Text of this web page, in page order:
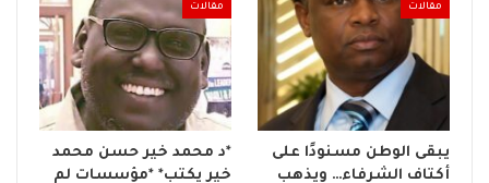
مقالات
يبقى الوطن مسنودًا على
أكتاف الشرفاء… ويذهب
مقالات
*د محمد خير حسن محمد
خير يكتب* *مؤسسات لم